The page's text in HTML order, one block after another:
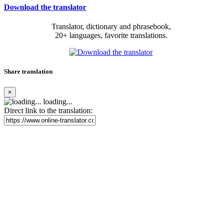
Download the translator
Translator, dictionary and phrasebook,
20+ languages, favorite translations.
Share translation
×
loading...
Direct link to the translation: